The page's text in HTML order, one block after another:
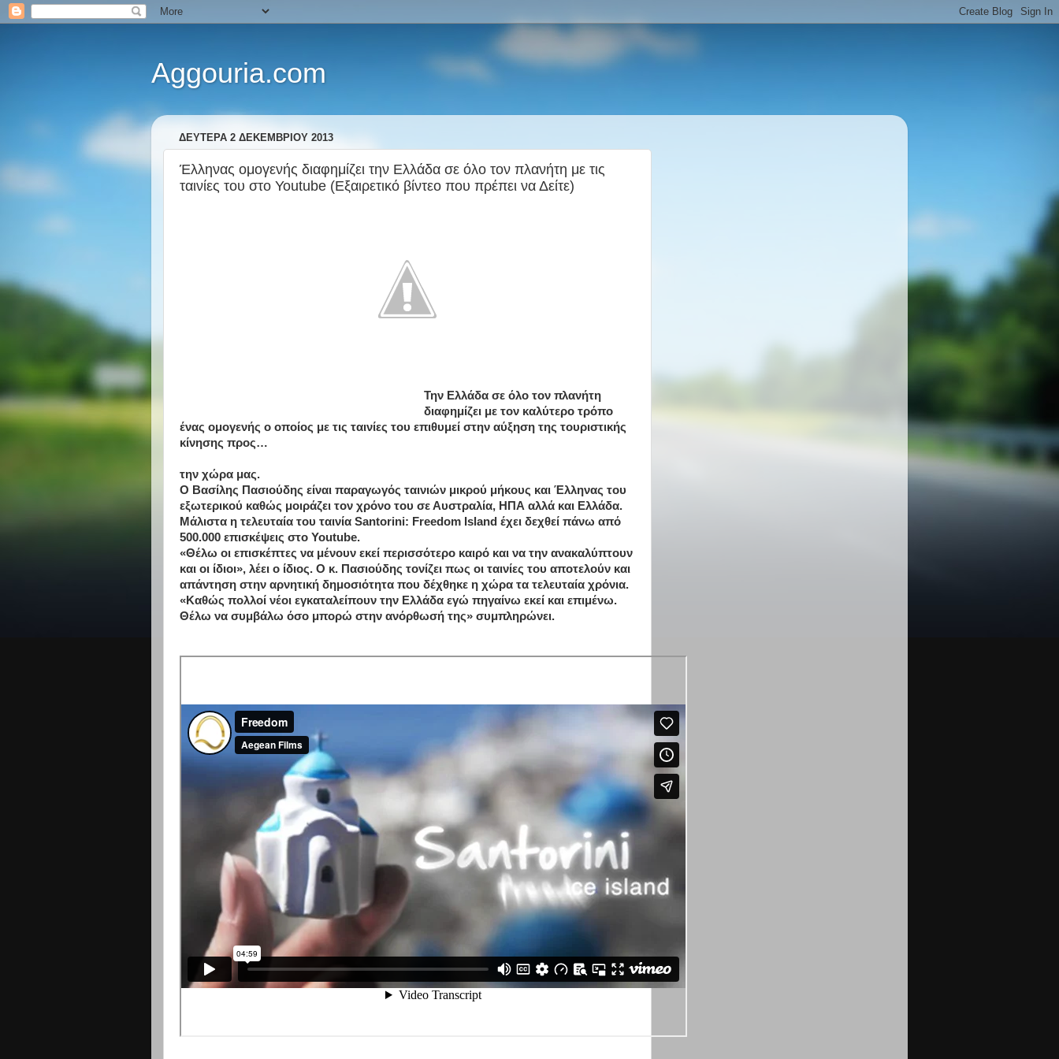
Aggouria.com
ΔΕΥΤΈΡΑ 2 ΔΕΚΕΜΒΡΊΟΥ 2013
Έλληνας ομογενής διαφημίζει την Ελλάδα σε όλο τον πλανήτη με τις
ταινίες του στο Youtube (Εξαιρετικό βίντεο που πρέπει να Δείτε)
Την Ελλάδα σε όλο τον πλανήτη
διαφημίζει με τον καλύτερο τρόπο
ένας ομογενής ο οποίος με τις ταινίες του επιθυμεί στην αύξηση της τουριστικής
κίνησης προς…
την χώρα μας.
Ο Βασίλης Πασιούδης είναι παραγωγός ταινιών μικρού μήκους και Έλληνας του
εξωτερικού καθώς μοιράζει τον χρόνο του σε Αυστραλία, ΗΠΑ αλλά και Ελλάδα.
Μάλιστα η τελευταία του ταινία Santorini: Freedom Island έχει δεχθεί πάνω από
500.000 επισκέψεις στο Youtube.
«Θέλω οι επισκέπτες να μένουν εκεί περισσότερο καιρό και να την ανακαλύπτουν
και οι ίδιοι», λέει ο ίδιος. Ο κ. Πασιούδης τονίζει πως οι ταινίες του αποτελούν και
απάντηση στην αρνητική δημοσιότητα που δέχθηκε η χώρα τα τελευταία χρόνια.
«Καθώς πολλοί νέοι εγκαταλείπουν την Ελλάδα εγώ πηγαίνω εκεί και επιμένω.
Θέλω να συμβάλω όσο μπορώ στην ανόρθωσή της» συμπληρώνει.